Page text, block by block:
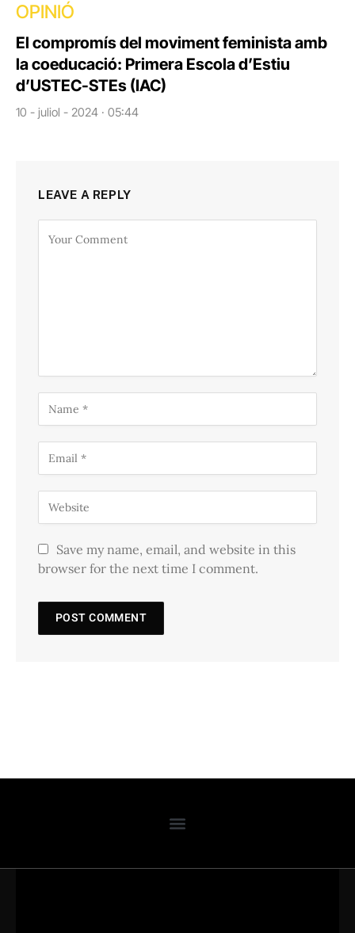
OPINIÓ
El compromís del moviment feminista amb
la coeducació: Primera Escola d’Estiu
d’USTEC-STEs (IAC)
10 - juliol - 2024 · 05:44
LEAVE A REPLY
Save my name, email, and website in this
browser for the next time I comment.